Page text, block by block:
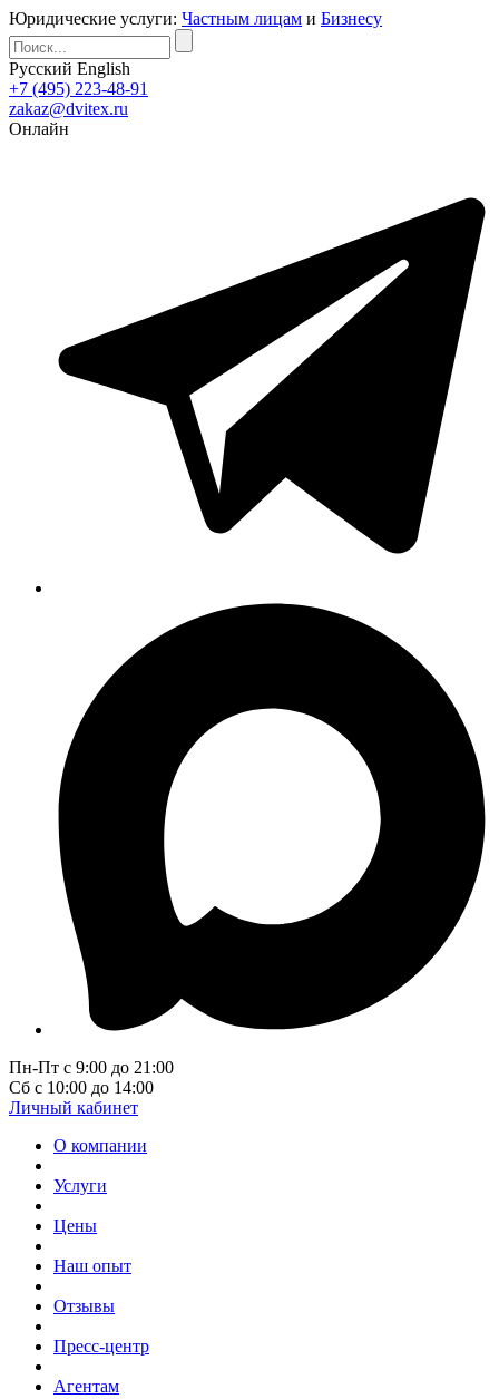
Юридические услуги: Частным лицам и Бизнесу
Русский English
+7 (495) 223-48-91
zakaz@dvitex.ru
Онлайн
Пн-Пт с 9:00 до 21:00
Сб с 10:00 до 14:00
Личный кабинет
О компании
Услуги
Цены
Наш опыт
Отзывы
Пресс-центр
Агентам